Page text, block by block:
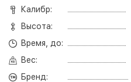
Калибр:
Высота:
Время, до:
Вес:
Бренд: